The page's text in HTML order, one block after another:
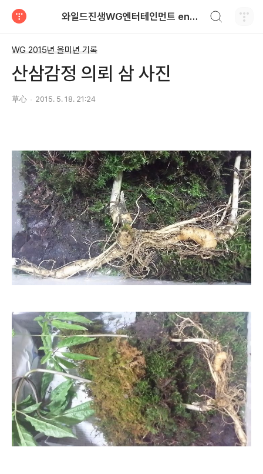
와일드진생WG엔터테인먼트 entertainment
WG 2015년 을미년 기록
산삼감정 의뢰 삼 사진
草心 2015. 5. 18. 21:24